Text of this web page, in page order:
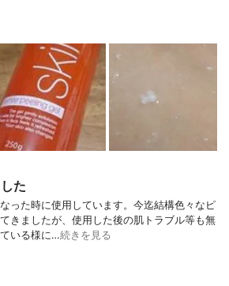
た
った時に使用しています。今迄結構色々なピ
きましたが、使用した後の肌トラブル等も無
いる様に…続きを見る